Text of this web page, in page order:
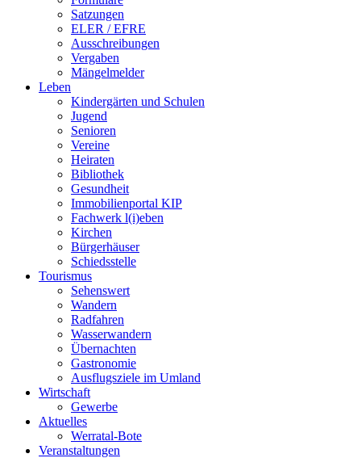
Satzungen
ELER / EFRE
Ausschreibungen
Vergaben
Mängelmelder
Leben
Kindergärten und Schulen
Jugend
Senioren
Vereine
Heiraten
Bibliothek
Gesundheit
Immobilienportal KIP
Fachwerk l(i)eben
Kirchen
Bürgerhäuser
Schiedsstelle
Tourismus
Sehenswert
Wandern
Radfahren
Wasserwandern
Übernachten
Gastronomie
Ausflugsziele im Umland
Wirtschaft
Gewerbe
Aktuelles
Werratal-Bote
Veranstaltungen